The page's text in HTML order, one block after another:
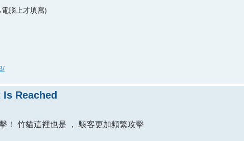
腦上才填寫)
Reached
！ 竹貓這裡也是 ， 駭客更加頻繁攻擊